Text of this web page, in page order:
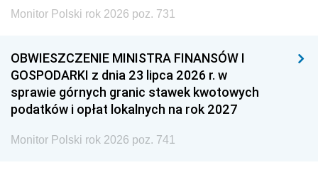
Monitor Polski rok 2026 poz. 731
OBWIESZCZENIE MINISTRA FINANSÓW I
GOSPODARKI z dnia 23 lipca 2026 r. w
sprawie górnych granic stawek kwotowych
podatków i opłat lokalnych na rok 2027
Monitor Polski rok 2026 poz. 741